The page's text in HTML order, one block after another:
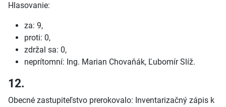
Hlasovanie:
za: 9,
proti: 0,
zdržal sa: 0,
neprítomní: Ing. Marian Chovaňák, Ľubomír Slíž.
12.
Obecné zastupiteľstvo prerokovalo: Inventarizačný zápis k